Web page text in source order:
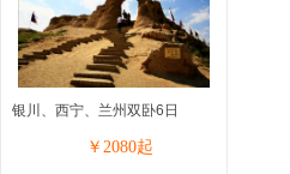
银川、西宁、兰州双卧6日
￥ 2080起